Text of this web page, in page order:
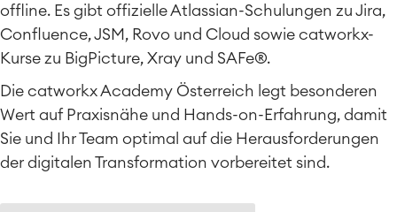
Enterprise Wiki
Meetings
Social Intranet
Integration
Artificial Intelligence
SERVICES
RESSOURCEN
ÜBER UNS
■
offline. Es gibt offizielle Atlassian-Schulungen zu Jira,
Confluence, JSM, Rovo und Cloud sowie catworkx-
Kurse zu BigPicture, Xray und SAFe®.
Die catworkx Academy Österreich legt besonderen
Wert auf Praxisnähe und Hands-on-Erfahrung, damit
Sie und Ihr Team optimal auf die Herausforderungen
der digitalen Transformation vorbereitet sind.